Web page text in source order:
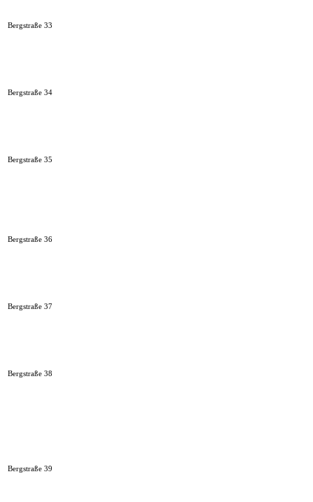
Bergstraße 33
Bergstraße 34
Bergstraße 35
Bergstraße 36
Bergstraße 37
Bergstraße 38
Bergstraße 39